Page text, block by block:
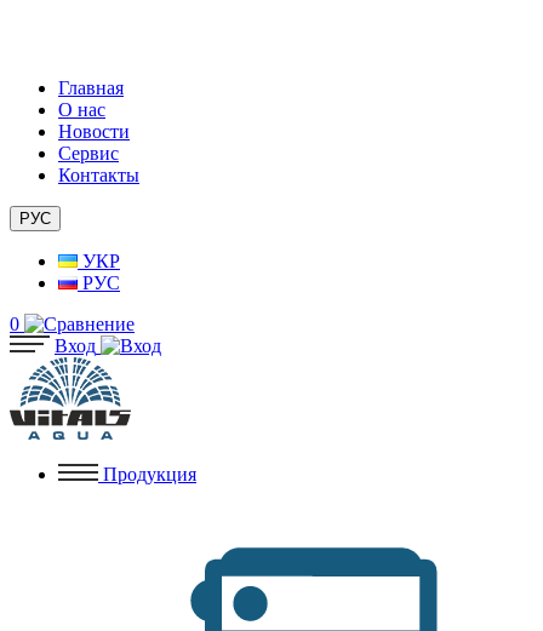
Главная
О нас
Новости
Сервис
Контакты
РУС
УКР
РУС
0
Вход
Продукция